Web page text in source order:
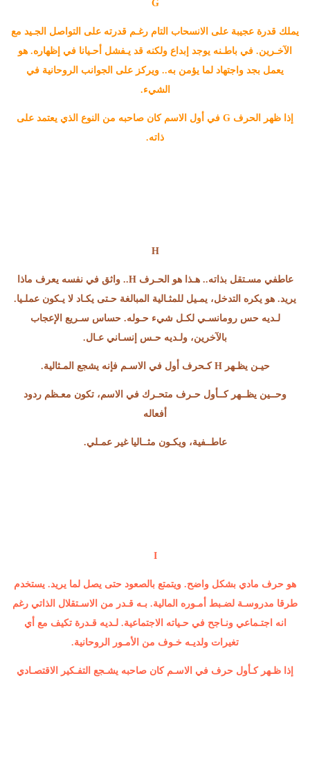
G
يملك قدرة عجيبة على الانسحاب التام رغـم قدرته على التواصل الجـيد مع
الآخـرين. في باطـنه يوجد إبداع ولكنه قد يـفشل أحـيانا في إظهاره. هو
يعمل بجد واجتهاد لما يؤمن به.. ويركز على الجوانب الروحانية في
الشيء.
إذا ظهر الحرف G في أول الاسم كان صاحبه من النوع الذي يعتمد على
ذاته.
H
عاطفي مسـتقل بذاته.. هـذا هو الحـرف H.. واثق في نفسه يعرف ماذا
يريد. هو يكره التدخل، يمـيل للمثـالية المبالغة حـتى يكـاد لا يـكون عملـيا.
لـديه حس رومانسـي لكـل شيء حـوله. حساس سـريع الإعجاب
بالآخرين، ولـديه حـس إنسـاني عـال.
حيـن يظـهر H كـحرف أول في الاسـم فإنه يشجع المـثالية.
وحــين يظــهر كــأول حـرف متحـرك في الاسم، تكون معـظم ردود
أفعاله
عاطــفية، ويكـون مثــاليا غير عمـلي.
I
هو حرف مادي بشكل واضح. ويتمتع بالصعود حتى يصل لما يريد. يستخدم
طرقا مدروسـة لضـبط أمـوره المالية. بـه قـدر من الاسـتقلال الذاتي رغم
انه اجتـماعي ونـاجح في حـياته الاجتماعية. لـديه قـدرة تكيف مع أي
تغيرات ولديـه خـوف من الأمـور الروحانية.
إذا ظـهر كـأول حرف في الاسـم كان صاحبه يشـجع التفـكير الاقتصـادي